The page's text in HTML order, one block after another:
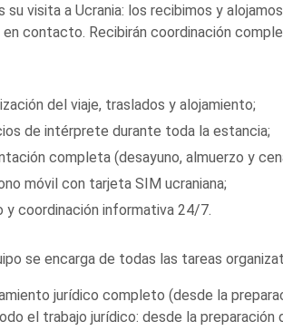
su visita a Ucrania: los recibimos y
contacto. Recibirán coordinación
del viaje, traslados y alojamiento;
de intérprete durante toda la estancia;
completa (desayuno, almuerzo y
móvil con tarjeta SIM ucraniana;
y coordinación informativa 24/7.
se encarga de todas las tareas
el trabajo jurídico: desde la